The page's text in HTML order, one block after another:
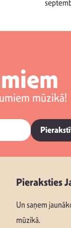
mūzikā!
Pieraksties
Un saņem
mūzikā.